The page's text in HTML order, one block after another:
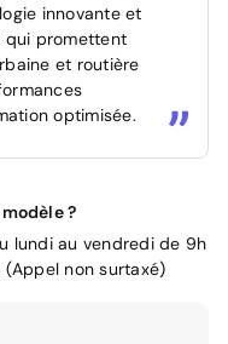
innovante et
qui promettent
et routière
optimisée.
?
lundi au vendredi de 9h
non surtaxé)